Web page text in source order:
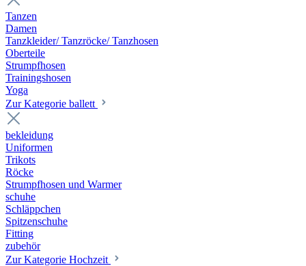
Tanzen
Damen
Tanzkleider/ Tanzröcke/ Tanzhosen
Oberteile
Strumpfhosen
Trainingshosen
Yoga
Zur Kategorie ballett
bekleidung
Uniformen
Trikots
Röcke
Strumpfhosen und Warmer
schuhe
Schläppchen
Spitzenschuhe
Fitting
zubehör
Zur Kategorie Hochzeit